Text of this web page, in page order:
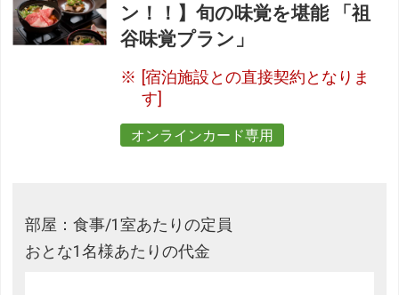
ン！！】旬の味覚を堪能 「祖
谷味覚プラン」
[宿泊施設との直接契約となりま
す]
オンラインカード専用
部屋：食事/1室あたりの定員
おとな1名様あたりの代金